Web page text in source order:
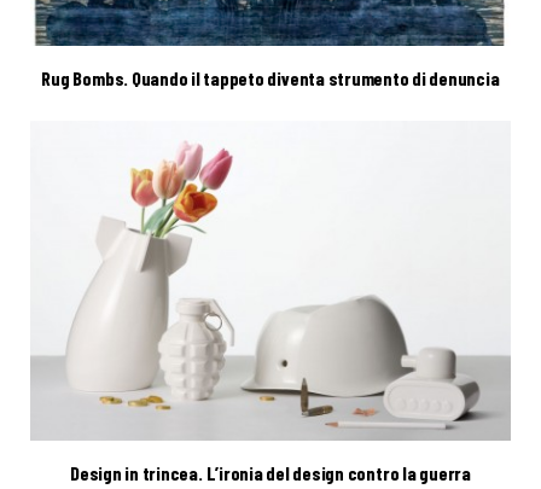
Rug Bombs. Quando il tappeto diventa strumento di denuncia
Design in trincea. L’ironia del design contro la guerra